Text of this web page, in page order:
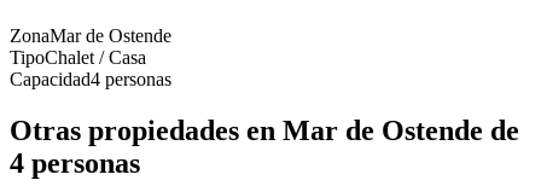
ZonaMar de Ostende
TipoChalet / Casa
Capacidad4 personas
Otras propiedades en Mar de Ostende de
4 personas